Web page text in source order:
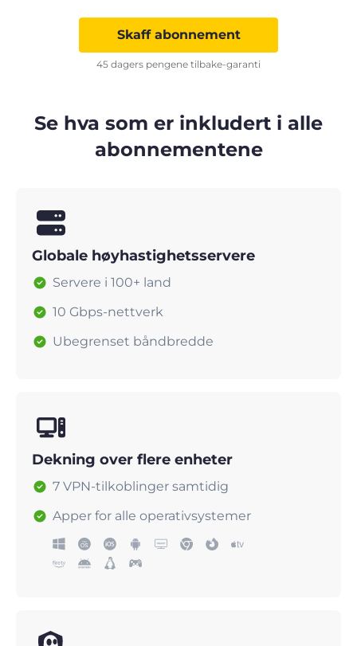
Skaff abonnement
45 dagers pengene tilbake-garanti
Se hva som er inkludert i alle
abonnementene
Globale høyhastighetsservere
Servere i 100+ land
10 Gbps-nettverk
Ubegrenset båndbredde
Dekning over flere enheter
7 VPN-tilkoblinger samtidig
Apper for alle operativsystemer